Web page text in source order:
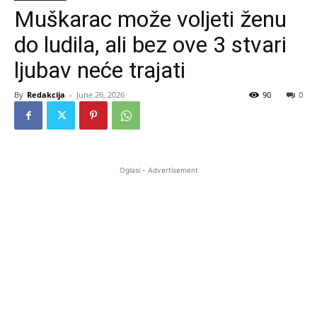
Muškarac može voljeti ženu
do ludila, ali bez ove 3 stvari
ljubav neće trajati
By Redakcija - June 26, 2026 0
90
Oglasi - Advertisement